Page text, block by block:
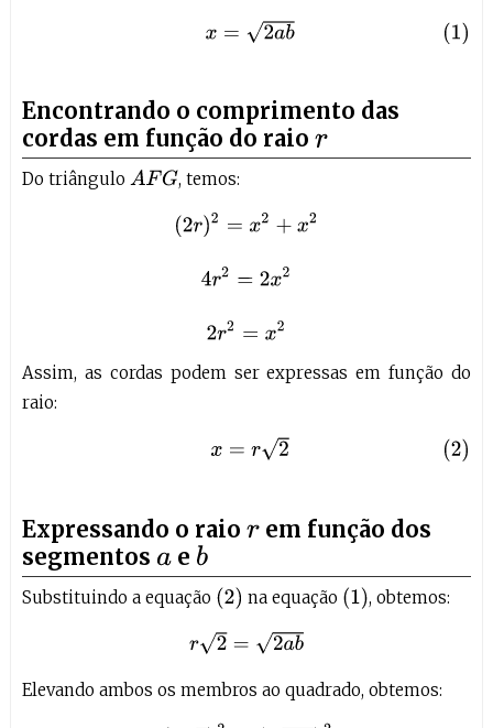
(1)x =2ab
Encontrando o comprimento das
cordas em função do raio r
Do triângulo AFG , temos:
=x2+x 2 4 r2= 2x2 2r
Assim, as cordas podem ser expressas em função do
raio:
(2)x =r2
Expressando o raio rem função dos
segmentos ae b
Substituindo a equação (2) na equação (1) , obtemos:
r2=2 a b
Elevando ambos os membros ao quadrado, obtemos: